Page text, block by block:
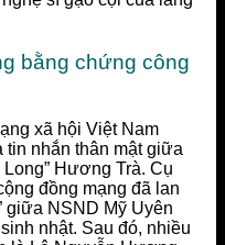
bằng chứng công
xã hội Việt Nam
tin nhắn thân mật giữa
Hương Trà. Cụ
đồng mạng đã lan
giữa NSND Mỹ Uyên
nhật. Sau đó, nhiều